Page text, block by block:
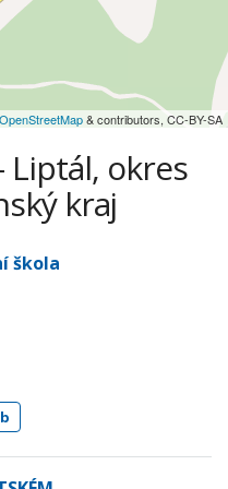
OpenStreetMap& contributors, CC-BY-SA
Liptál, okres
kraj
škola